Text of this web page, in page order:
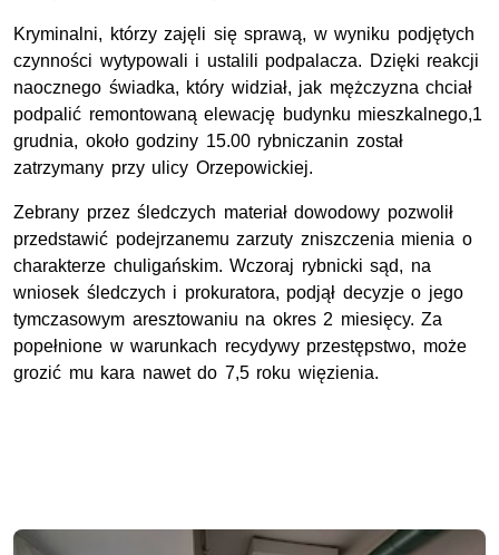
Kryminalni, którzy zajęli się sprawą, w wyniku podjętych
czynności wytypowali i ustalili podpalacza. Dzięki reakcji
naocznego świadka, który widział, jak mężczyzna chciał
podpalić remontowaną elewację budynku mieszkalnego,1
grudnia, około godziny 15.00 rybniczanin został
zatrzymany przy ulicy Orzepowickiej.
Zebrany przez śledczych materiał dowodowy pozwolił
przedstawić podejrzanemu zarzuty zniszczenia mienia o
charakterze chuligańskim. Wczoraj rybnicki sąd, na
wniosek śledczych i prokuratora, podjął decyzje o jego
tymczasowym aresztowaniu na okres 2 miesięcy. Za
popełnione w warunkach recydywyprzestępstwo, może
grozić mu kara nawet do 7,5roku więzienia.